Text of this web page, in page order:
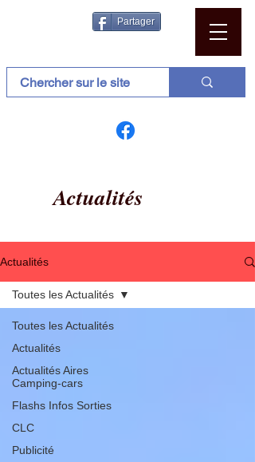
Partager
Actualités
Actualités
Toutes les Actualités
Actualités
Actualités Aires
Camping-cars
Flashs Infos Sorties
CLC
Publicité
Toutes les Actualités